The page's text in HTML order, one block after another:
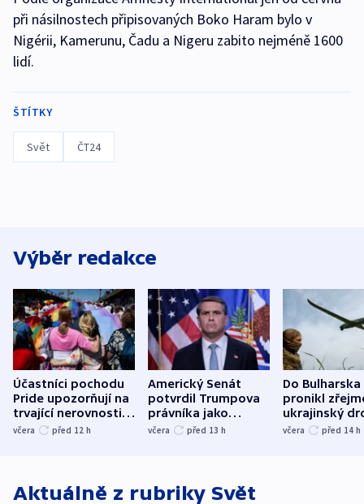
při násilnostech připisovaných Boko Haram bylo v
Nigérii, Kamerunu, Čadu a Nigeru zabito nejméně 1600
lidí.
ŠTÍTKY
Svět ČT24
Výběr redakce
Účastníci pochodu
Pride upozorňují na
trvající nerovnosti i
společenskou
včera před 12 h
Americký Senát
potvrdil Trumpova
právníka jako
ministra
včera před 13 h
Do Bulharska
pronikl
ukrajinský
explodoval
včera před 14 h
Aktuálně z rubriky Svět